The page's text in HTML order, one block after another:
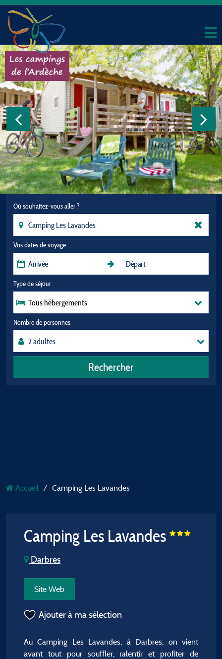
Où souhaitez-vous aller ?
Vos dates de voyage
Type de séjour
Tous hébergements
Nombre de personnes
Rechercher
Accueil Camping Les Lavandes
Camping Les Lavandes
Darbres
Site Web
Ajouter à ma sélection
Au Camping Les Lavandes, à Darbres, on vient
avant tout pour souffler, ralentir et profiter de